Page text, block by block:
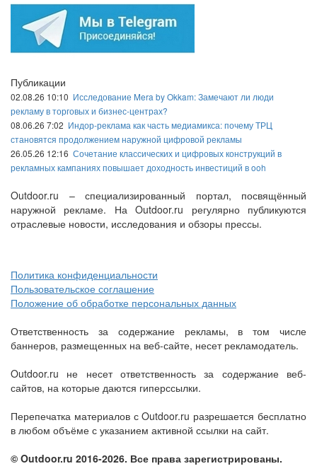
Публикации
02.08.26 10:10 Исследование Mera by Okkam: Замечают ли люди
рекламу в торговых и бизнес-центрах?
08.06.26 7:02 Индор-реклама как часть медиамикса: почему ТРЦ
становятся продолжением наружной цифровой рекламы
26.05.26 12:16 Сочетание классических и цифровых конструкций в
рекламных кампаниях повышает доходность инвестиций в ooh
Outdoor.ru – специализированный портал, посвящённый
наружной рекламе. На Outdoor.ru регулярно публикуются
отраслевые новости, исследования и обзоры прессы.
Политика конфиденциальности
Пользовательское соглашение
Положение об обработке персональных данных
Ответственность за содержание рекламы, в том числе
баннеров, размещенных на веб-сайте, несет рекламодатель.
Outdoor.ru не несет ответственность за содержание веб-
сайтов, на которые даются гиперссылки.
Перепечатка материалов с Outdoor.ru разрешается бесплатно
в любом объёме с указанием активной ссылки на сайт.
© Outdoor.ru 2016-2026. Все права зарегистрированы.